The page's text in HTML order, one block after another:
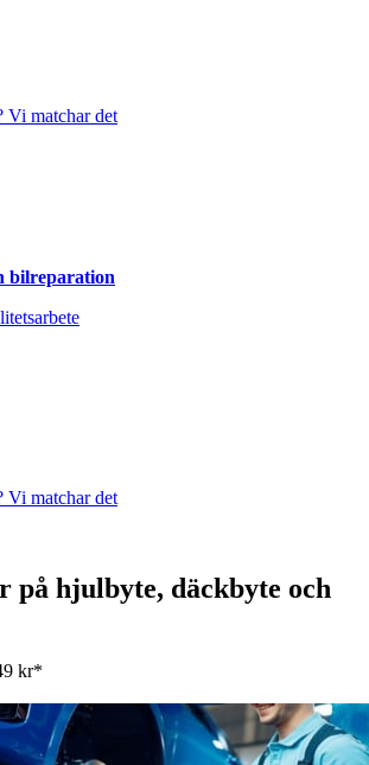
Vi matchar det
bilreparation
Vi matchar det
på hjulbyte, däckbyte och
kr*